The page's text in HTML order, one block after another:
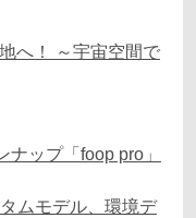
へ！ ～宇宙空間で
ナップ「foop pro」
ムモデル、環境デ